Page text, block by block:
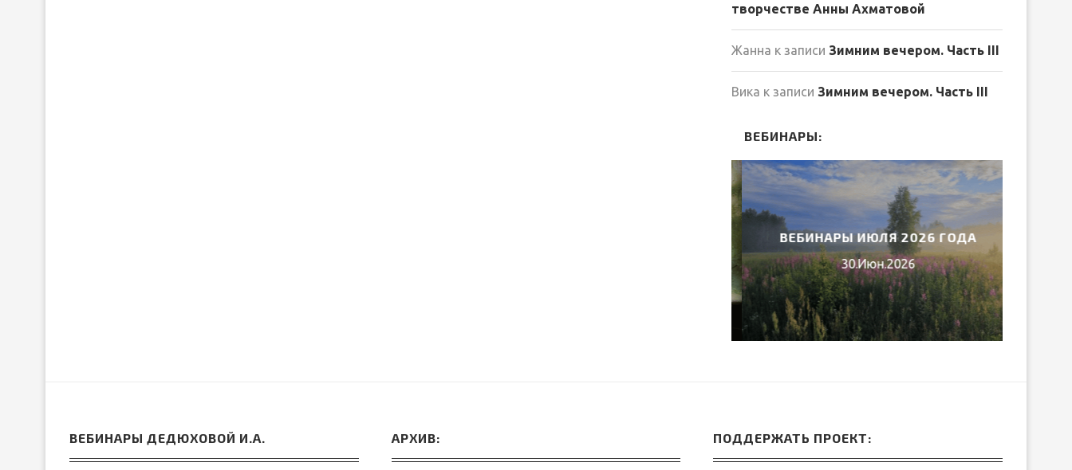
творчестве Анны Ахматовой
Жанна к записи Зимним вечером. Часть III
Вика к записи Зимним вечером. Часть III
ВЕБИНАРЫ:
ВЕБИНАРЫ ИЮЛЯ 2026 ГОДА
30.Июн.2026
ВЕБИНАРЫ ДЕДЮХОВОЙ И.А. АРХИВ: ПОДДЕРЖАТЬ ПРОЕКТ: